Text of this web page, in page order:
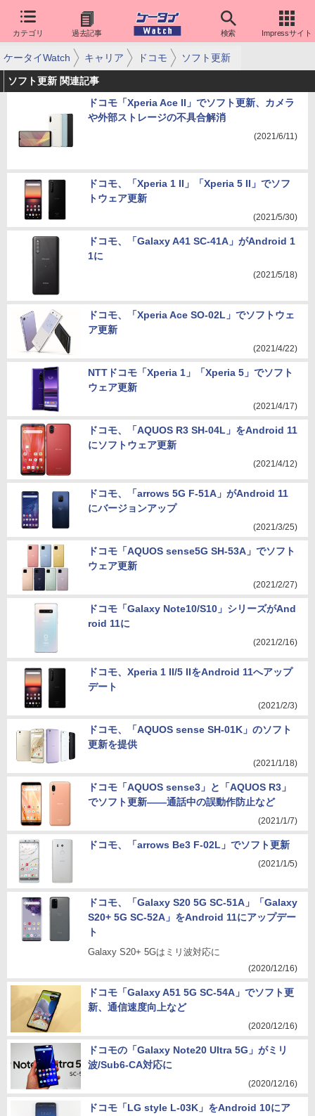
カテゴリ 過去記事 検索 Impressサイト
ケータイWatch キャリア ドコモ ソフト更新
ソフト更新 関連記事
ドコモ「Xperia Ace II」でソフト更新、カメラ
や外部ストレージの不具合解消
(2021/6/11)
ドコモ、「Xperia 1 II」「Xperia 5 II」でソフ
トウェア更新
(2021/5/30)
ドコモ、「Galaxy A41 SC-41A」がAndroid 1
1に
(2021/5/18)
ドコモ、「Xperia Ace SO-02L」でソフトウェ
ア更新
(2021/4/22)
NTTドコモ「Xperia 1」「Xperia 5」でソフト
ウェア更新
(2021/4/17)
ドコモ、「AQUOS R3 SH-04L」をAndroid 11
にソフトウェア更新
(2021/4/12)
ドコモ、「arrows 5G F-51A」がAndroid 11
にバージョンアップ
(2021/3/25)
ドコモ「AQUOS sense5G SH-53A」でソフト
ウェア更新
(2021/2/27)
ドコモ「Galaxy Note10/S10」シリーズがAnd
roid 11に
(2021/2/16)
ドコモ、Xperia 1 II/5 IIをAndroid 11へアップ
デート
(2021/2/3)
ドコモ、「AQUOS sense SH-01K」のソフト
更新を提供
(2021/1/18)
ドコモ「AQUOS sense3」と「AQUOS R3」
でソフト更新――通話中の誤動作防止など
(2021/1/7)
ドコモ、「arrows Be3 F-02L」でソフト更新
(2021/1/5)
ドコモ、「Galaxy S20 5G SC-51A」「Galaxy
S20+ 5G SC-52A」をAndroid 11にアップデー
ト
Galaxy S20+ 5Gはミリ波対応に
(2020/12/16)
ドコモ「Galaxy A51 5G SC-54A」でソフト更
新、通信速度向上など
(2020/12/16)
ドコモの「Galaxy Note20 Ultra 5G」がミリ
波/Sub6-CA対応に
(2020/12/16)
ドコモ「LG style L-03K」をAndroid 10にア